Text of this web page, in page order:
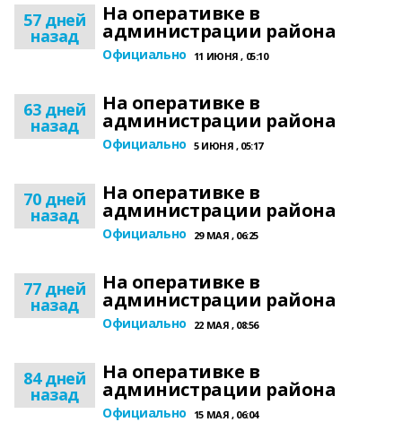
57 дней
назад
На оперативке в
администрации района
Официально 11 ИЮНЯ , 05:10
63 дней
назад
На оперативке в
администрации района
Официально 5 ИЮНЯ , 05:17
70 дней
назад
На оперативке в
администрации района
Официально 29 МАЯ , 06:25
77 дней
назад
На оперативке в
администрации района
Официально 22 МАЯ , 08:56
84 дней
назад
На оперативке в
администрации района
Официально 15 МАЯ , 06:04